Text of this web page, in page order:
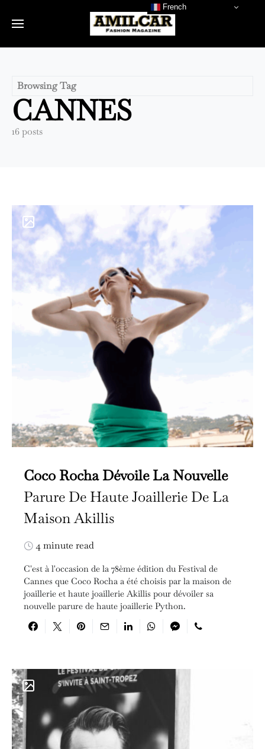
Browsing Tag
CANNES
16 posts
Coco Rocha Dévoile La Nouvelle
Parure De Haute Joaillerie De La
Maison Akillis
4 minute read
C'est à l'occasion de la 78ème édition du Festival de
Cannes que Coco Rocha a été choisis par la maison de
joaillerie et haute joaillerie Akillis pour dévoiler sa
nouvelle parure de haute joaillerie Python.
French